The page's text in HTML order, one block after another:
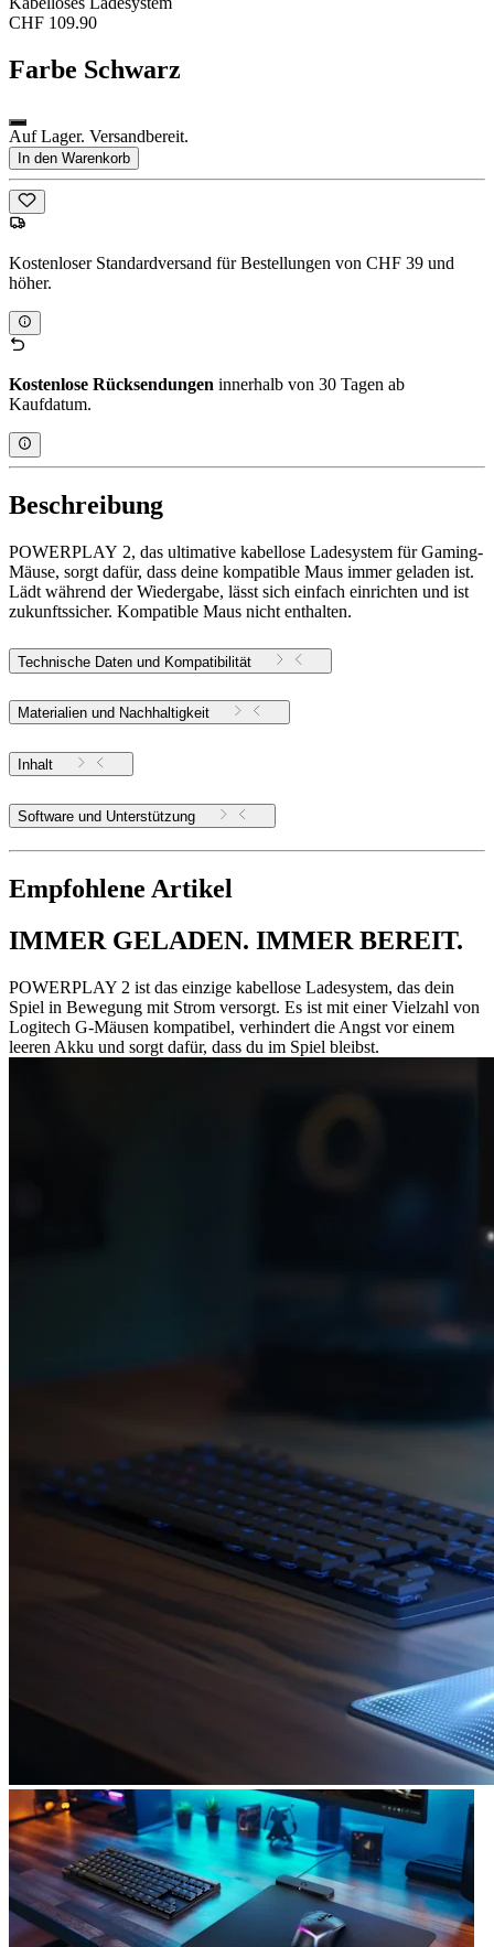
CHF 109.90
Farbe Schwarz
Auf Lager. Versandbereit.
In den Warenkorb
Kostenloser Standardversand für Bestellungen von CHF 39 und
höher.
Kostenlose Rücksendungen innerhalb von 30 Tagen ab
Kaufdatum.
Beschreibung
POWERPLAY 2, das ultimative kabellose Ladesystem für Gaming-
Mäuse, sorgt dafür, dass deine kompatible Maus immer geladen ist.
Lädt während der Wiedergabe, lässt sich einfach einrichten und ist
zukunftssicher. Kompatible Maus nicht enthalten.
Technische Daten und Kompatibilität
Materialien und Nachhaltigkeit
Inhalt
Software und Unterstützung
Empfohlene Artikel
IMMER GELADEN. IMMER BEREIT.
POWERPLAY 2 ist das einzige kabellose Ladesystem, das dein
Spiel in Bewegung mit Strom versorgt. Es ist mit einer Vielzahl von
Logitech G-Mäusen kompatibel, verhindert die Angst vor einem
leeren Akku und sorgt dafür, dass du im Spiel bleibst.